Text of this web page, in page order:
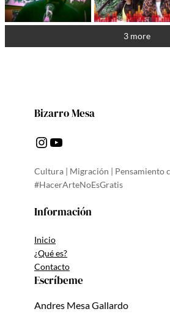
3 more
Bizarro Mesa
Instagram YouTube
Cultura | Migración | Pensamiento
#HacerArteNoEsGratis
Información
Inicio
¿Qué es?
Contacto
Escríbeme
Andres Mesa Gallardo